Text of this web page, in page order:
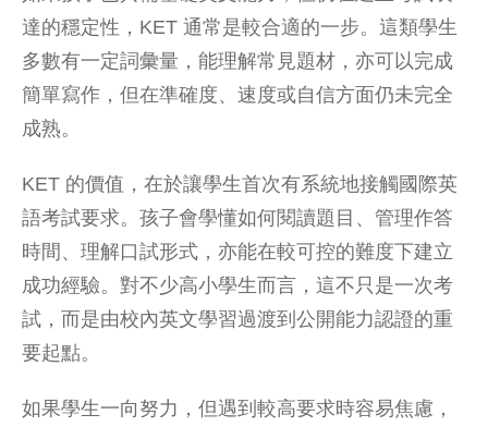
達的穩定性，KET 通常是較合適的一步。這類學生
多數有一定詞彙量，能理解常見題材，亦可以完成
簡單寫作，但在準確度、速度或自信方面仍未完全
成熟。
KET 的價值，在於讓學生首次有系統地接觸 國際英
語考試要求。孩子會學懂如何閱讀題目、管理作答
時間、理解口試形式，亦能在較可控的難度下建立
成功經驗。對不少高小學生而言，這不只是一次考
試，而是由校內英文學習過渡到公開能力認證的重
要起點。
如果學生一向努力，但遇到較高要求時容易焦慮，